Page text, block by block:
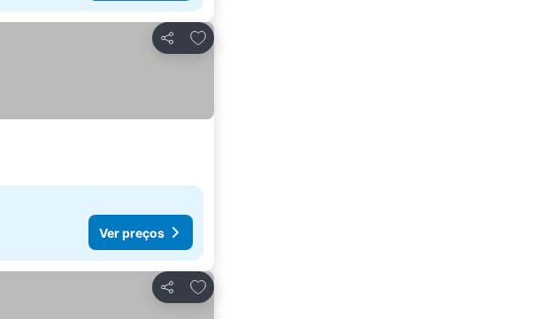
Partilhar
Adicionar aos favoritos
Ver preços
Partilhar
Adicionar aos favoritos